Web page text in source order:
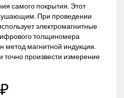
самого покрытия. Этот
При проведении
электромагнитные
толщиномера
магнитной индукции.
точно произвести измерение